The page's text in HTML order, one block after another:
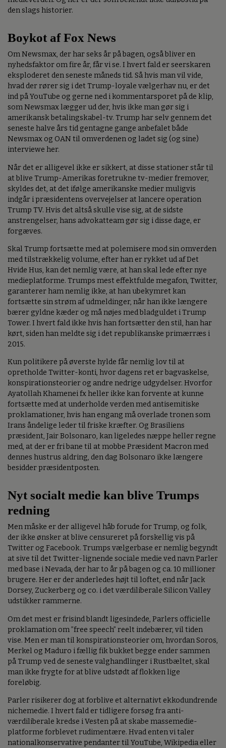
den slags historier.
Boykot af Fox News
Om Newsmax, der har seks år på bagen, også bliver en
nyhedsfaktor om fire år, får vi se. I hvert fald er seerskaren
eksploderet den seneste måneds tid. Så hvis man vil vide,
hvad der rører sig i det Trump-loyale vælgerhav nu, er det
ind på YouTube og gerne ned i kommentarsporet på de klip,
som Newsmax lægger ud der, hvis ikke man gør sig i
amerikansk betalingskabel-tv. Trump har selv gennem det
seneste halve års tid gentagne gange anbefalet både
Newsmax og OAN til omverdenen og ladet sig (og sine)
interviewe her.
Når det er alligevel ikke er sikkert, at disse stationer står til
at blive Trump-Amerikas foretrukne tv-medier fremover,
skyldes det, at det ifølge amerikanske medier muligvis
indgår i præsidentens overvejelser at lancere operation
Trump TV. Hvis det altså skulle vise sig, at de sidste
anstrengelser, hans advokatteam gør sig i disse dage, er
forgæves.
Skal Trump fortsætte med at polemisere mod sin omverden
med tilstrækkelig volume, efter han er rykket ud af Det
Hvide Hus, kan det nemlig være, at han skal lede efter nye
medieplatforme. Trumps mest effektfulde megafon, Twitter,
garanterer ham nemlig ikke, at han ubekymret kan
fortsætte sin strøm af udmeldinger, når han ikke længere
bærer gyldne kæder og må nøjes med bladguldet i Trump
Tower. I hvert fald ikke hvis han fortsætter den stil, han har
kørt, siden han meldte sig i det republikanske primærræs i
2015.
Kun politikere på øverste hylde får nemlig lov til at
opretholde Twitter-konti, hvor dagens ret er bagvaskelse,
konspirationsteorier og andre nedrige udgydelser. Hvorfor
Ayatollah Khamenei fx heller ikke kan forvente at kunne
fortsætte med at underholde verden med antisemitiske
proklamationer, hvis han engang må overlade tronen som
Irans åndelige leder til friske kræfter. Og Brasiliens
præsident, Jair Bolsonaro, kan ligeledes næppe heller regne
med, at der er fri bane til at mobbe Præsident Macron med
dennes hustrus aldring, den dag Bolsonaro ikke længere
besidder præsidentposten.
Nyt socialt medie kan blive Trumps
redning
Men måske er der alligevel håb forude for Trump, og folk,
der ikke ønsker at blive censureret på forskellig vis på
Twitter og Facebook. Trumps vælgerbase er nemlig begyndt
at sive til det Twitter-lignende sociale medie ved navn Parler
med base i Nevada, der har to år på bagen og ca. 10 millioner
brugere. Her er der anderledes højt til loftet, end når Jack
Dorsey, Zuckerberg og co. i det værdiliberale Silicon Valley
udstikker rammerne.
Om det mest er frisind blandt ligesindede, Parlers officielle
proklamation om ”free speech” reelt indebærer, vil tiden
vise. Men er man til konspirationsteorier om, hvordan Soros,
Merkel og Maduro i fællig fik bukket begge ender sammen
på Trump ved de seneste valghandlinger i Rustbæltet, skal
man ikke frygte for at blive udstødt af flokken lige
foreløbig.
Parler risikerer dog at forblive et alternativt ekkodundrende
nichemedie. I hvert fald er tidligere forsøg fra anti-
værdiliberale kredse i Vesten på at skabe massemedie-
platforme forblevet rudimentære. Hvad enten vi taler
nationalkonservative pendanter til YouTube, Wikipedia eller